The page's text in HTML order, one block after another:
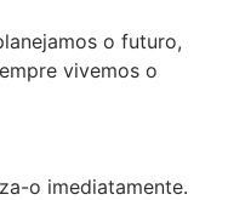
o futuro,
vivemos o
o imediatamente.